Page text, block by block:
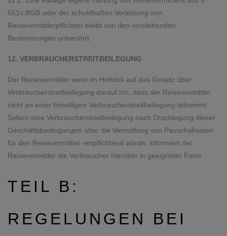
651x BGB oder der schuldhaften Verletzung von
Reisevermittlerpflichten bleibt von den vorstehenden
Bestimmungen unberührt.
12. VERBRAUCHERSTREITBEILEGUNG
Der Reisevermittler weist im Hinblick auf das Gesetz über
Verbraucherstreitbeilegung darauf hin, dass der Reisevermittler
nicht an einer freiwilligen Verbraucherstreitbeilegung teilnimmt.
Sofern eine Verbraucherstreitbeilegung nach Drucklegung dieser
Geschäftsbedingungen über die Vermittlung von Pauschalreisen
für den Reisevermittler verpflichtend würde, informiert der
Reisevermittler die Verbraucher hierüber in geeigneter Form.
TEIL B:
REGELUNGEN BEI